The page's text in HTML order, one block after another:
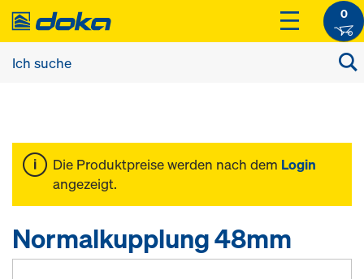
0
Die Produktpreise werden nach dem Login
angezeigt.
Normalkupplung 48mm